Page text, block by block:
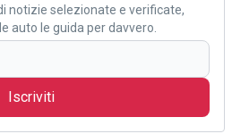
notizie selezionate e verificate,
auto le guida per davvero.
Iscriviti